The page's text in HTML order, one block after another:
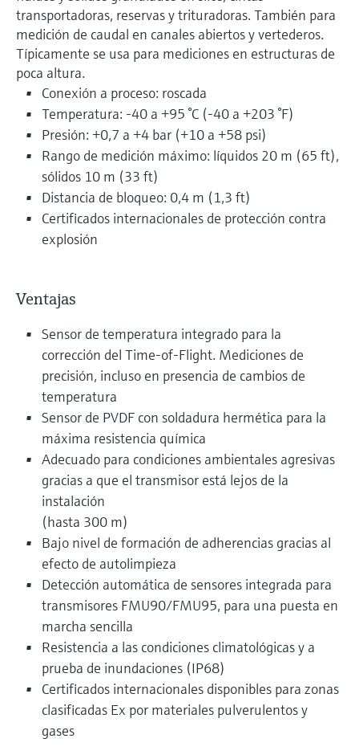
transportadoras, reservas y trituradoras. También para
medición de caudal en canales abiertos y vertederos.
Típicamente se usa para mediciones en estructuras de
poca altura.
Conexión a proceso: roscada
Temperatura: -40 a +95 °C (-40 a +203 °F)
Presión: +0,7 a +4 bar (+10 a +58 psi)
Rango de medición máximo: líquidos 20 m (65 ft),
sólidos 10 m (33 ft)
Distancia de bloqueo: 0,4 m (1,3 ft)
Certificados internacionales de protección contra
explosión
Ventajas
Sensor de temperatura integrado para la
corrección del Time-of-Flight. Mediciones de
precisión, incluso en presencia de cambios de
temperatura
Sensor de PVDF con soldadura hermética para la
máxima resistencia química
Adecuado para condiciones ambientales agresivas
gracias a que el transmisor está lejos de la
instalación
(hasta 300 m)
Bajo nivel de formación de adherencias gracias al
efecto de autolimpieza
Detección automática de sensores integrada para
transmisores FMU90/FMU95, para una puesta en
marcha sencilla
Resistencia a las condiciones climatológicas y a
prueba de inundaciones (IP68)
Certificados internacionales disponibles para zonas
clasificadas Ex por materiales pulverulentos y
gases